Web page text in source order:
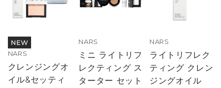
NARS
クレンジングオ
イル&セッティ
NARS
ミニ ライトリフ
レクティング ス
ターター セット
NARS
ライトリフレク
ティング クレン
ジングオイル